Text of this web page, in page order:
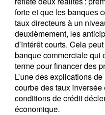
forte et que les banques
taux directeurs à un
deuxièmement, les
d’intérêt courts. Cela
banque commerciale qui
terme pour financer des
L’une des explications
courbe des taux
conditions de crédit
économique.